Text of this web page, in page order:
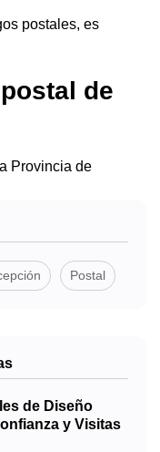
postales, es
de
Provincia de
Postal
de Diseño
y Visitas